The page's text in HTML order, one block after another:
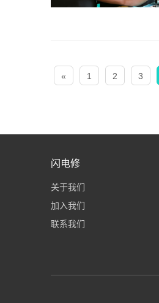
« 1 2 3
闪电修
关于我们
加入我们
联系我们